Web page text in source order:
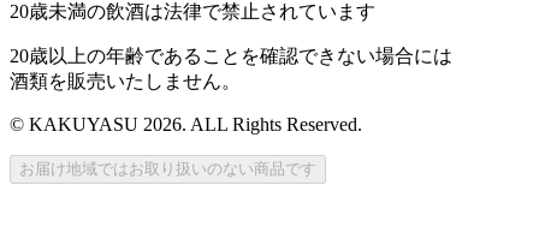
20歳未満の飲酒は法律で禁止されています
20歳以上の年齢であることを確認できない場合には
酒類を販売いたしません。
© KAKUYASU 2026. ALL Rights Reserved.
お届け地域ではお取り扱いのない商品です